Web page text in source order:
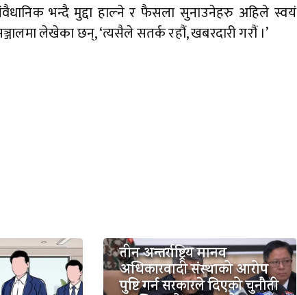
भन्दै मुद्दा हाल्ने र फैसला सुनाउनेहरु अहिले स्वयं
लेखेका छन्, ‘त्यसैले सतर्क रहौं, खबरदारी गरौं ।’
तीन अन्तर्राष्ट्रिय मानव
अधिकारवादी संस्थाको आरोप
पुष्टि गर्न सरकारले दिएको चुनौती